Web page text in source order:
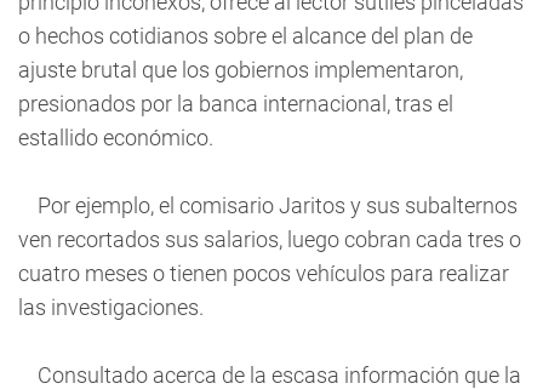
o hechos cotidianos sobre el alcance del plan de
ajuste brutal que los gobiernos implementaron,
presionados por la banca internacional, tras el
estallido económico.
Por ejemplo, el comisario Jaritos y sus subalternos
ven recortados sus salarios, luego cobran cada tres o
cuatro meses o tienen pocos vehículos para realizar
las investigaciones.
Consultado acerca de la escasa información que la